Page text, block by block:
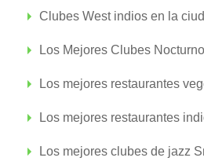
Clubes West indios en la
Los Mejores Clubes
Los mejores restaurantes
Los mejores restaurantes
Los mejores clubes de jazz